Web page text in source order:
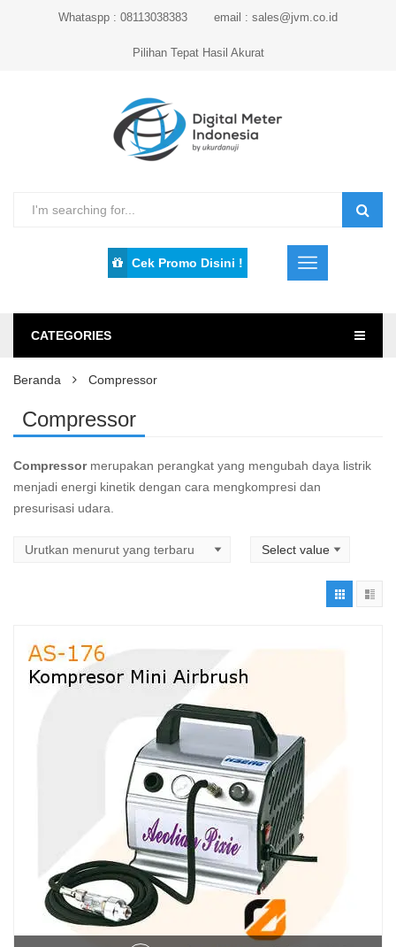
Whataspp : 08113038383 email : sales@jvm.co.id
Pilihan Tepat Hasil Akurat
Cek Promo Disini !
CATEGORIES
Beranda Compressor
Compressor
Compressormerupakan perangkat yang mengubah daya listrik
menjadi energi kinetik dengan cara mengkompresi dan
presurisasi udara.